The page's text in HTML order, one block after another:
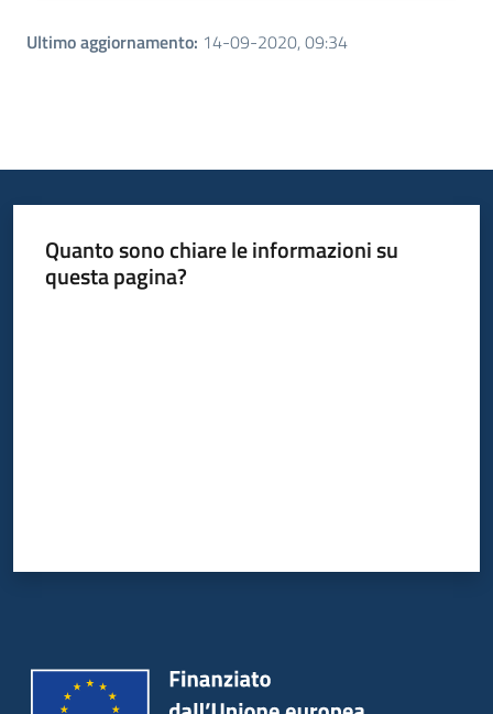
Ultimo aggiornamento: 14-09-2020, 09:34
Quanto sono chiare le informazioni su
questa pagina?